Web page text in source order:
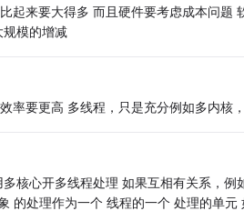
起来要大得多 而且硬件要考虑成本问题
模的增减
率要更高 多线程，只是充分例如多内核
核心开多线程处理 如果互相有关系，
的处理作为一个 线程的一个 处理的单